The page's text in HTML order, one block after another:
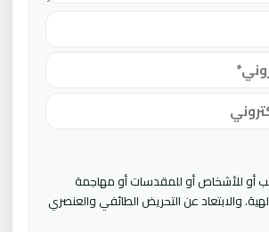
أو للأشخاص أو للمقدسات أو مهاجمة
والابتعاد عن التحريض الطائفي والعنصري